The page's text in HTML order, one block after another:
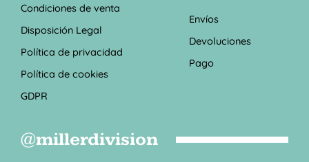
Condiciones de venta
Disposición Legal
Política de privacidad
Política de cookies
GDPR
Envíos
Devoluciones
Pago
@millerdivision